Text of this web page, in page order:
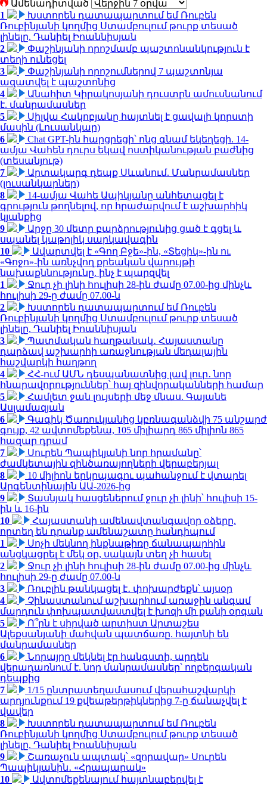
Ամենադիտված
1
Խստորեն դատապարտում եմ Ռուբեն
Ռուբինյանի կողմից Ստամբուլում թուրք տեսած
լինելը. Դանիել Իոաննիսյան
2
Փաշինյանի որոշմամբ պաշտոնանկություն է
տեղի ունեցել
3
Փաշինյանի որոշումներով 7 պաշտոնյա
ազատվել է պաշտոնից
4
Անահիտ Կիրակոսյանի դուստրն ամուսնանում
է. մանրամասներ
5
Սիլվա Հակոբյանը հայտնել է ցավալի կորստի
մասին (Լուսանկար)
6
Chat GPT-ին հարցրեցի՝ ոնց գնամ եկեղեցի. 14-
ամյա Վահեն դուրս եկավ ոստիկանության բաժնից
(տեսանյութ)
7
Արտակարգ դեպք Սևանում. Մանրամասներ
(լուսանկարներ)
8
14-ամյա Վահե Ապիկյանը անհետացել է
գրություն թողնելով, որ հրաժարվում է աշխարհիկ
կյանքից
9
Արջը 30 մետր բարձրությունից ցած է գցել և
սպանել կաթոլիկ սարկավագին
10
Ավարտվել է «Գող Բջե»-ին, «Տեցիկ»-ին ու
«Գոջո»-ին առնչվող քրեական վարույթի
նախաքննությունը. ինչ է պարզվել
1
Ջուր չի լինի հուլիսի 28-ին ժամը 07.00-ից մինչև
հուլիսի 29-ը ժամը 07.00-ն
2
Խստորեն դատապարտում եմ Ռուբեն
Ռուբինյանի կողմից Ստամբուլում թուրք տեսած
լինելը. Դանիել Իոաննիսյան
3
Պատմական հաղթանակ․ Հայաստանը
դարձավ աշխարհի առաջնության մեդալային
հաշվարկի հաղթող
4
ՀՀ-ում ԱՄՆ դեսպանատնից լավ լուր․ նոր
հնարավորություններ՝ հայ զինվորականների համար
5
Համլետ ջան լույսերի մեջ մնաս. Գայանե
Ասլամազյան
6
Գագիկ Ծառուկյանից կբռնագանձվի 75 անշարժ
գույք, 42 ավտոմեքենա, 105 միլիարդ 865 միլիոն 865
հազար դրամ
7
Սուրեն Պապիկյանի նոր հրամանը՝
ժամկետային զինծառայողների վերաբերյալ
8
10 միլիոն երկրպագու պահանջում է վտարել
Արգենտինային ԱԱ-2026-ից
9
Տասնյակ հասցեներում ջուր չի լինի՝ հուլիսի 15-
ին և 16-ին
10
Հայաստանի ամենավտանգավոր օձերը.
որտեղ են դրանք ամենաշատը հանդիպում
1
Սոչի մեկնող ինքնաթիռը ճանապարհին
անցկացրել է մեկ օր, սակայն տեղ չի հասել
2
Ջուր չի լինի հուլիսի 28-ին ժամը 07.00-ից մինչև
հուլիսի 29-ը ժամը 07.00-ն
3
Ռուբլին թանկացել է․ փոխարժեքն՝ այսօր
4
Չինաստանում աշխարհում առաջին անգամ
մարդուն փոխպատվաստվել է խոզի մի քանի օրգան
5
Ո՞րն է սիրված արտիստ Արտաշես
Ալեքսանյանի մահվան պատճառը. հայտնի են
մանրամասներ
6
Նորայրը մեկնել էր հանգստի, արդեն
վերադառնում է. նոր մանրամասներ՝ ողբերգական
դեպքից
7
1/15 ընտրատեղամասում վերահաշվարկի
արդյունքում 19 քվեաթերթիկներից 7-ը ճանաչվել է
վավեր
8
Խստորեն դատապարտում եմ Ռուբեն
Ռուբինյանի կողմից Ստամբուլում թուրք տեսած
լինելը. Դանիել Իոաննիսյան
9
Շառաչուն ապտակ՝ «զորավար» Սուրեն
Պապիկյանին․ «Հրապարակ»
10
Ավտոմեքենայում հայտնաբերվել է